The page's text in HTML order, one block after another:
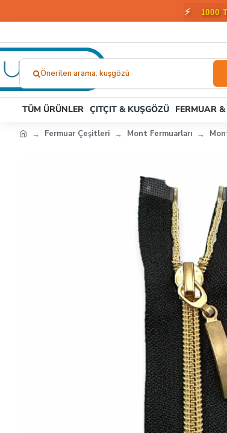
🎁
Aramıştınız?...
Önerilen arama: kuşgözü
TÜM ÜRÜNLER ÇITÇIT & KUŞGÖZÜ FERMUAR
Fermuar Çeşitleri Mont Fermuarları